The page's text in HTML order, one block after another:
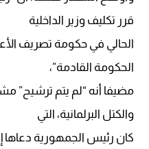
قرر تكليف وزير الداخلية
الحالي في حكومة تصريف
الحكومة القادمة”،
مضيفا أنه “لم يتم ترشيح”
والكتل البرلمانية، التي
كان رئيس الجمهورية دعاها